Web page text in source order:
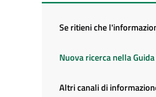
Se ritieni che
Nuova ricerca nella
Altri canali di